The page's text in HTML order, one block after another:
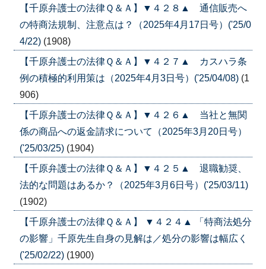
【千原弁護士の法律Ｑ＆Ａ】▼４２８▲ 通信販売へ
の特商法規制、注意点は？（2025年4月17日号）('25/0
4/22) (1908)
【千原弁護士の法律Ｑ＆Ａ】▼４２７▲ カスハラ条
例の積極的利用策は（2025年4月3日号）('25/04/08) (1
906)
【千原弁護士の法律Ｑ＆Ａ】▼４２６▲ 当社と無関
係の商品への返金請求について（2025年3月20日号）
('25/03/25) (1904)
【千原弁護士の法律Ｑ＆Ａ】▼４２５▲ 退職勧奨、
法的な問題はあるか？（2025年3月6日号）('25/03/11)
(1902)
【千原弁護士の法律Ｑ＆Ａ】 ▼４２４▲ 「特商法処分
の影響」千原先生自身の見解は／処分の影響は幅広く
('25/02/22) (1900)